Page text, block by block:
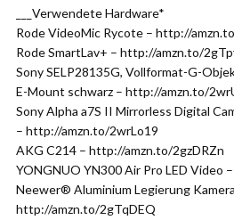
___Verwendete Hardware*
Rode VideoMic Rycote – http://
Rode SmartLav+ – http://amzn.to/
Sony SELP28135G, Vollformat-G-
E-Mount schwarz – http://amzn.to/
Sony Alpha a7S II Mirrorless Digital
– http://amzn.to/2wrLo19
AKG C214 – http://amzn.to/2gzDRZn
YONGNUO YN300 Air Pro LED Video
Neewer® Aluminium Legierung
http://amzn.to/2gTqDEQ